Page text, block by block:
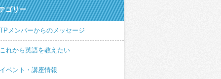
ゴリー
メンバーからのメッセージ
れから英語を教えたい
ベント・講座情報